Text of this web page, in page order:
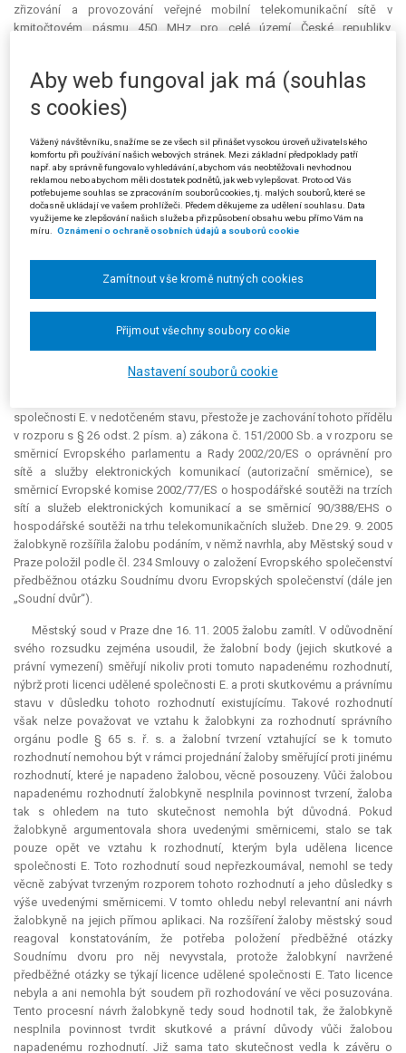
zřizování a provozování veřejné mobilní telekomunikační sítě v
kmitočtovém pásmu 450 MHz pro celé území České republiky.
splněna základní podmínka pro její udělení, a to disponibilita
požadovaných kmitočtů.
2004 předseda Českého telekomunikačního úřadu zamítl. V odůvodnění
tohoto rozhodnutí zejména konstatoval, že telekomunikační licence ke
zřizování a provozování mobilní sítě v pásmu 450 MHz, udělená
společnosti s ručením omezeným E. dne 7. 2. 2002, nebyla v době jejího
udělení licencí zcela novou. Ve smyslu zákona č. 151/2000 Sb., o
151/2000 Sb.“), se jednalo o nezbytné nahrazení stávající licence, a to
vzhledem k přijaté nové právní úpravě. Nemohlo tedy dojít ke zvýhodnění
pásmu 450 MHz byly totiž uvedené společnosti přiděleny již v roce 1990
k původní licenci a nebyly předmětem licence obnovené.
Proti tomuto rozhodnutí žalovaného brojila žalobkyně žalobou, ve
které zejména namítala, že nedostatek disponibilních kmitočtů v pásmu
společnosti E. v nedotčeném stavu, přestože je zachování tohoto přídělu
v rozporu s § 26 odst. 2 písm. a) zákona č. 151/2000 Sb. a v rozporu se
směrnicí Evropského parlamentu a Rady 2002/20/ES o oprávnění pro
sítě a služby elektronických komunikací (autorizační směrnice), se
směrnicí Evropské komise 2002/77/ES o hospodářské soutěži na trzích
sítí a služeb elektronických komunikací a se směrnicí 90/388/EHS o
hospodářské soutěži na trhu telekomunikačních služeb. Dne 29. 9. 2005
žalobkyně rozšířila žalobu podáním, v němž navrhla, aby Městský soud v
Praze položil podle čl. 234 Smlouvy o založení Evropského společenství
předběžnou otázku Soudnímu dvoru Evropských společenství (dále jen
„Soudní dvůr“).
Městský soud v Praze dne 16. 11. 2005 žalobu zamítl. V odůvodnění
svého rozsudku zejména usoudil, že žalobní body (jejich skutkové a
právní vymezení) směřují nikoliv proti tomuto napadenému rozhodnutí,
nýbrž proti licenci udělené společnosti E. a proti skutkovému a právnímu
stavu v důsledku tohoto rozhodnutí existujícímu. Takové rozhodnutí
však nelze považovat ve vztahu k žalobkyni za rozhodnutí správního
orgánu podle § 65 s. ř. s. a žalobní tvrzení vztahující se k tomuto
rozhodnutí nemohou být v rámci projednání žaloby směřující proti jinému
rozhodnutí, které je napadeno žalobou, věcně posouzeny. Vůči žalobou
napadenému rozhodnutí žalobkyně nesplnila povinnost tvrzení, žaloba
tak s ohledem na tuto skutečnost nemohla být důvodná. Pokud
žalobkyně argumentovala shora uvedenými směrnicemi, stalo se tak
pouze opět ve vztahu k rozhodnutí, kterým byla udělena licence
společnosti E. Toto rozhodnutí soud nepřezkoumával, nemohl se tedy
věcně zabývat tvrzeným rozporem tohoto rozhodnutí a jeho důsledky s
výše uvedenými směrnicemi. V tomto ohledu nebylrelevantní ani návrh
žalobkyně na jejich přímou aplikaci. Na rozšíření žaloby městský soud
reagoval konstatováním, že potřeba položení předběžné otázky
Soudnímu dvoru pro něj nevyvstala, protože žalobkyní navržené
předběžné otázky se týkají licence udělené společnosti E. Tato licence
nebyla a ani nemohla být soudem při rozhodování ve věci posuzována.
Tento procesní návrh žalobkyně tedy soud hodnotil tak, že žalobkyně
nesplnila povinnost tvrdit skutkové a právní důvody vůči žalobou
napadenému rozhodnutí. Již sama tato skutečnost vedla k závěru o
Aby web fungoval jak má (souhlas
s cookies)
Vážený návštěvníku, snažíme se ze všech sil přinášet vysokou úroveň uživatelského
komfortu při používání našich webových stránek. Mezi základní předpoklady patří
např. aby správně fungovalo vyhledávání, abychom vás neobtěžovali nevhodnou
reklamou nebo abychom měli dostatek podnětů, jak web vylepšovat. Proto od Vás
potřebujeme souhlas se zpracováním souborů cookies, tj. malých souborů, které se
dočasně ukládají ve vašem prohlížeči. Předem děkujeme za udělení souhlasu. Data
využijeme ke zlepšování našich služeb a přizpůsobení obsahu webu přímo Vám na
míru.
Oznámení o ochraně osobních údajů a souborů cookie
Nastavení souborů cookie
Zamítnout vše kromě nutných cookies
Přijmout všechny soubory cookie